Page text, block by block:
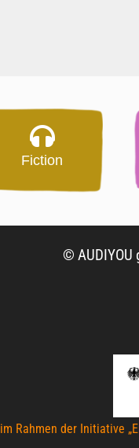
Fiction
© AUDIYOU
im Rahmen der Initiative